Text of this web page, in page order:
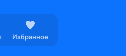
Избранное